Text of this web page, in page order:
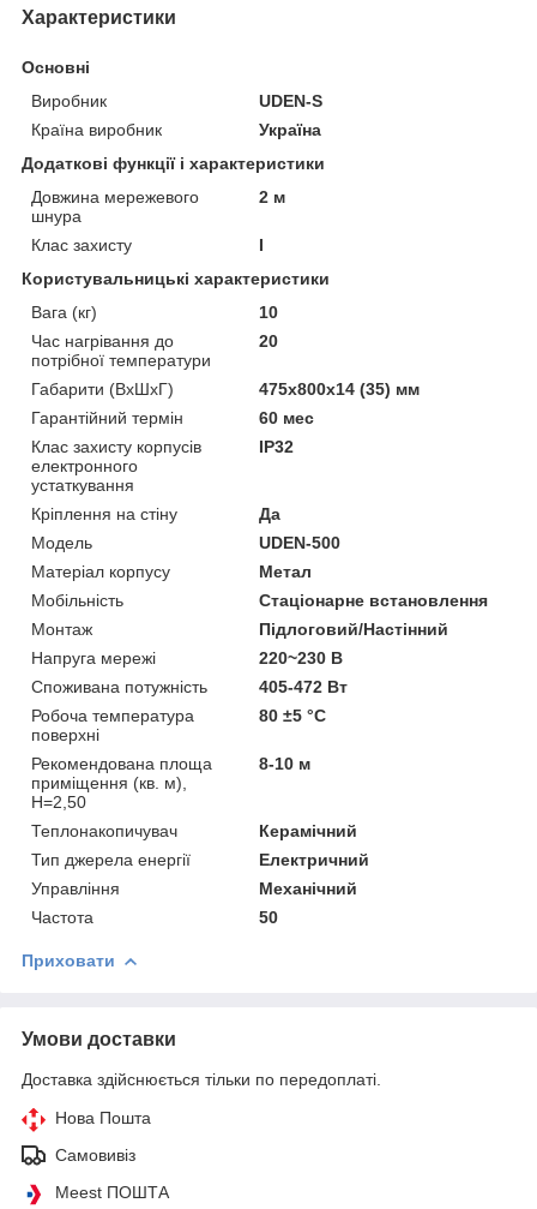
Характеристики
Основні
Виробник
UDEN-S
Країна виробник
Україна
Додаткові функції і характеристики
Довжина мережевого
шнура
2 м
Клас захисту
I
Користувальницькі характеристики
Вага (кг)
10
Час нагрівання до
потрібної температури
20
Габарити (ВхШхГ)
475х800х14 (35) мм
Гарантійний термін
60 мес
Клас захисту корпусів
електронного
устаткування
IP32
Кріплення на стіну
Да
Мoдель
UDEN-500
Матеріал корпусу
Метал
Мобільність
Стаціонарне встановлення
Монтаж
Підлоговий/Настінний
Напруга мережі
220~230 В
Споживана потужність
405-472 Вт
Робоча температура
поверхні
80 ±5 °С
Рекомендована площа
приміщення (кв. м),
H=2,50
8-10 м
Теплонакопичувач
Керамічний
Тип джерела енергії
Електричний
Управління
Механічний
Частота
50
Приховати
Умови доставки
Доставка здійснюється тільки по передоплаті.
Нова Пошта
Самовивіз
Meest ПОШТА